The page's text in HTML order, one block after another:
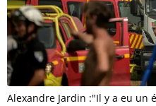
Alexandre Jardin :"Il y a eu un